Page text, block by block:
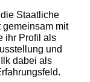
Staatliche
mit
ihr Profil als
und
dabei als